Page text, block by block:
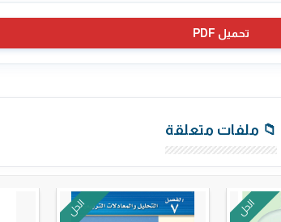
تحميل PDF
📁 ملفات متعلقة
الحل الحل